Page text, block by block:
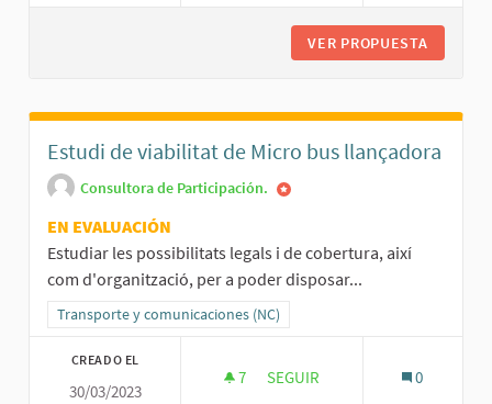
VER PROPUESTA
Estudi de viabilitat de Micro bus llançadora
Consultora de Participación.
EN EVALUACIÓN
Estudiar les possibilitats legals i de cobertura, així
com d'organització, per a poder disposar...
Resultados al filtrar por la categoría: Transporte y comunicaciones
Transporte y comunicaciones (NC)
CREADO EL
30/03/2023
7 7 SEGUIDORAS
SEGUIR 0